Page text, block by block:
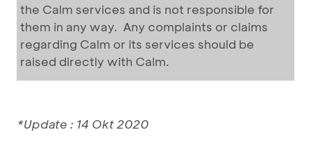
the Calm services and is not responsible for
them in any way. Any complaints or claims
regarding Calm or its services should be
raised directly with Calm.
*Update : 14 Okt 2020